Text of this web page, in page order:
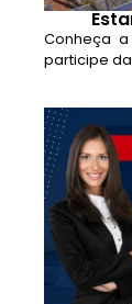
Conheça
participe